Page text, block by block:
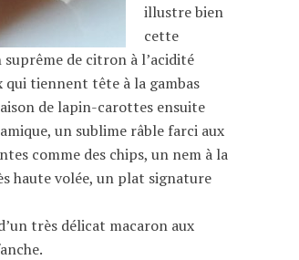
illustre bien
cette
de citron à l’acidité
qui tiennent tête à la gambas
de lapin-carottes ensuite
un sublime râble farci aux
comme des chips, un nem à la
haute volée, un plat signature
très délicat macaron aux